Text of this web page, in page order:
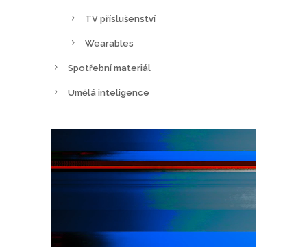
TV příslušenství
Wearables
Spotřební materiál
Umělá inteligence